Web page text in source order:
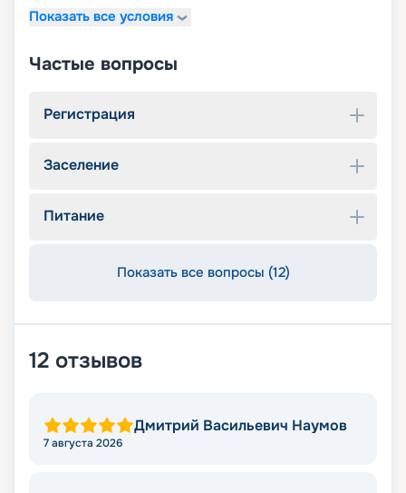
Показать все условия
Частые вопросы
Регистрация
Заселение
Питание
Показать все вопросы (12)
12 отзывов
Дмитрий Васильевич Наумов
7 августа 2026